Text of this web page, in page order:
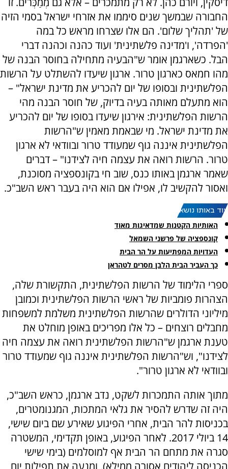
החבורה שבמשך שנים סיממו את אזרחי ישראל בסמי הזיה
של 'תהליך שלום'. הם אלו שצרחו מראש כל במה
'הפרדה', ו'מדינה פלשתינית' ועוד כהנה וכהנה דברי
הבל. כשארגמן אומר ש"הבעיה מתחילה בחוסר הבנה של
מהו חמאס כארגון טרור. ארגון שיעדו להשתלט על הרשות
הפלשתינית ובסופו של יום להכריע את מדינת ישראל" –
הוא מתעלם מאותה בעיה בדיוק, של חוסר הבנה מהי
הרשות הפלשתינית: אירגון שיעדו בסופו של יום להכריע
את מדינת ישראל. מי שבאמת מאמין ש"הרשות
הפלשתינית איננה גוף שמעודד טרור ובוודאי לא ארגון
טרור. הרשות רואה את עצמה חיה לצידנו" – דברים
שאמר ארגמן באותו כנס, שוב חי בקונספציה מסוכנת,
ואסור להקשיב לו, אפילו אם הוא היה בעבר ראש השב"כ.
עוד באותו נושא:
האותיות הקטנות שמדאיגות מאוד
קונספציה של פרשני השמאל
העדויות המפתיעות על הר הבית
כך העביר הבית הלבן מסרים לטהראן
ספרי הלימוד של הרשות הפלשתינית, התקשורת שלה,
הצהרות פומביות של ראשי הרשות הפלשתינית וכמובן
מיליוני הדולרים שהרשות הפלשתינית משלמת למשפחות
מחבלים רוצחים – כל אלו מפריכים באופן מוחלט את
טענת ארגמן ש"הרשות הפלשתינית רואה את עצמה חיה
לצידנו", וש"הרשות הפלשתינית איננה גוף שמעודד טרור
ובוודאי לא ארגון טרור".
מתוך אותה התמכרות לשקט, נדב ארגמן, כראש השב"כ,
היה זה שדרש להסיר את גלאי המתכות, המגנומטרים,
בכניסות להר הבית, אחרי הפיגוע שאירע שם ביום שישי,
14 ביולי 2017. לאחר הפיגוע, באופן תקדימי, המשטרה
סגרה את מתחם הר הבית אף למוסלמים (בימי שישי
הכניסה ליהודים אסורה ממילא), ומנעה את תפילות יום